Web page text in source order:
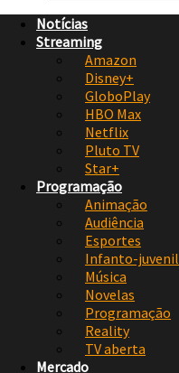
Notícias
Streaming
Amazon
Disney+
GloboPlay
HBO Max
Netflix
Pluto TV
Star+
Programação
Animação
Audiência
Esportes
Infanto-juvenil
Música
Novelas
Programação
Reality
TV aberta
Mercado